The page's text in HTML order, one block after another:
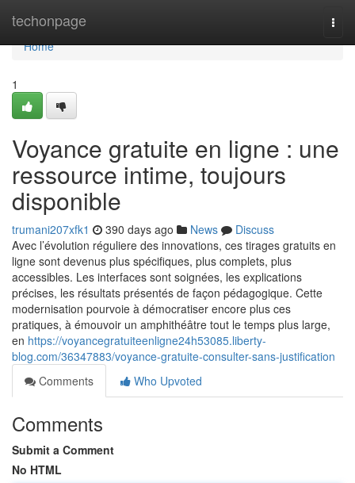
techonpage
Home
Home
1
Voyance gratuite en ligne : une
ressource intime, toujours
disponible
trumani207xfk1 390 days ago News
Discuss
Avec l’évolution réguliere des innovations, ces tirages gratuits en
ligne sont devenus plus spécifiques, plus complets, plus
accessibles. Les interfaces sont soignées, les explications
précises, les résultats présentés de façon pédagogique. Cette
modernisation pourvoie à démocratiser encore plus ces
pratiques, à émouvoir un amphithéâtre tout le temps plus large,
en https://voyancegratuiteenligne24h53085.liberty-
blog.com/36347883/voyance-gratuite-consulter-sans-justification
Comments
Who Upvoted
Comments
Submit a Comment
No HTML